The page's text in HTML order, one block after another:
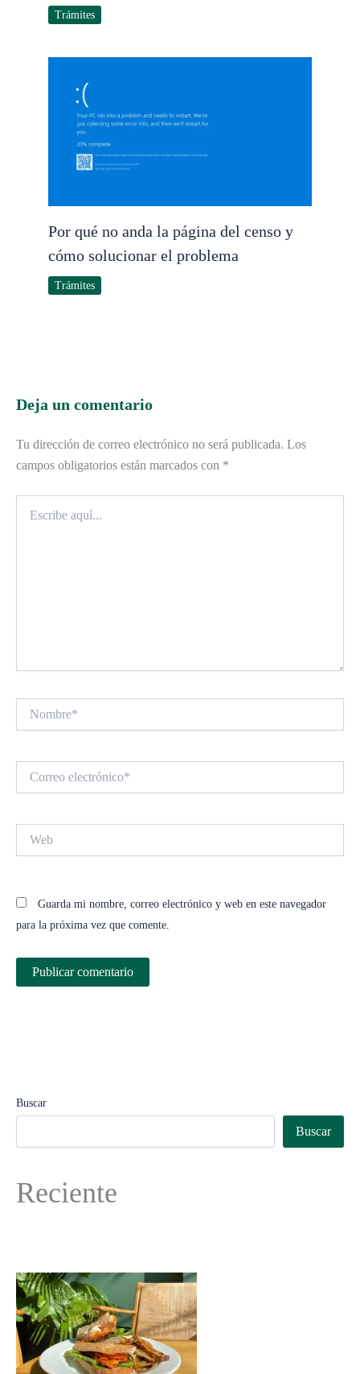
Trámites
Por qué no anda la página del censo y
cómo solucionar el problema
Trámites
Deja un comentario
Tu dirección de correo electrónico no será publicada. Los
campos obligatorios están marcados con *
aquí...
electrónico*
Guarda mi nombre, correo electrónico y web en este navegador
para la próxima vez que comente.
Buscar
Buscar
Reciente